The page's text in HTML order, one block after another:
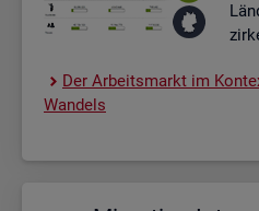
Der Ar­beits­markt im
Wan­dels